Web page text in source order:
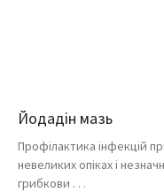
Йодадін мазь
Профілактика інфекцій
невеликих опіках і
грибкови . . .